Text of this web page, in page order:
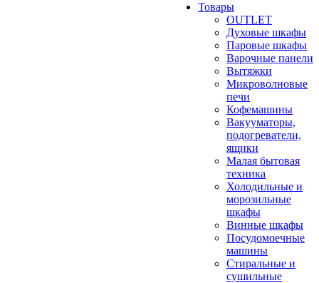
Товары
OUTLET
Духовые шкафы
Паровые шкафы
Варочные панели
Вытяжки
Микроволновые
печи
Кофемашины
Вакууматоры,
подогреватели,
ящики
Малая бытовая
техника
Холодильные и
морозильные
шкафы
Винные шкафы
Посудомоечные
машины
Стиральные и
сушильные